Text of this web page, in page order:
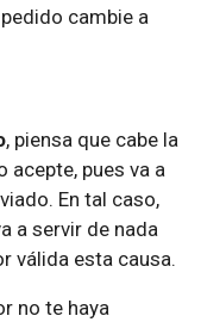
cambie a
, piensa que cabe la
acepte, pues va a
En tal caso,
a servir de nada
válida esta causa.
no te haya